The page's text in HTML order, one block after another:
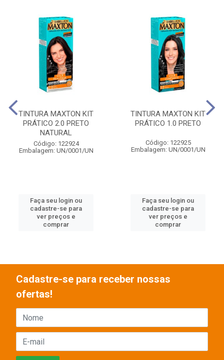
TINTURA MAXTON KIT
PRÁTICO 2.0 PRETO
NATURAL
Código: 122924
Embalagem: UN/0001/UN
Faça seu login ou
cadastre-se para
ver preços e
comprar
TINTURA MAXTON KIT
PRÁTICO 1.0 PRETO
Código: 122925
Embalagem: UN/0001/UN
Faça seu login ou
cadastre-se para
ver preços e
comprar
Cadastre-se para receber nossas
ofertas!